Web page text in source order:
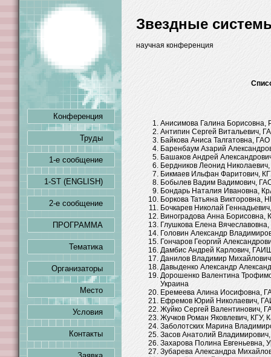
Конференция
Труды
1-е сообщение
1-ST (ENGLISH)
2-е сообщение
ПРОГРАММА
Тематика
Организаторы
Место
Условия
Контакты
Звездные
научная конференция
Анисимова Галина Борисовна,
Антипин Сергей Витальевич,
Байкова Аниса Талгатовна,
Баренбаум Азарий
Башаков Андрей
Бердников Леонид
Бикмаев Ильфан Фаритович,
Бобылев Вадим Вадимович,
Бондарь Наталия Ивановна,
Боркова Татьяна Викторовна,
Бочкарев Николай
Виноградова Анна Борисовна,
Глушкова Елена
Головин Александр
Гончаров Георгий
Дамбис Андрей Карлович,
Данилов Владимир
Давыденко Александр
Дорошенко Валентина
Украина
Еремеева Алина Иосифовна,
Ефремов Юрий Николаевич,
Жуйко Сергей Валентинович,
Жучков Роман Яковлевич, КГУ,
Заболотских Марина
Засов Анатолий
Захарова Полина Евгеньевна,
Зубарева Александра